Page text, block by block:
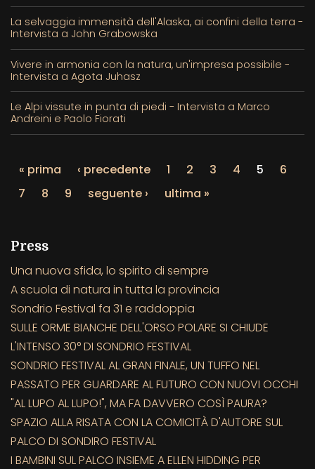
La selvaggia immensità dell'Alaska, ai confini della terra -
Intervista a John Grabowska
Vivere in armonia con la natura, un'impresa possibile -
Intervista a Agota Juhasz
Le Alpi vissute in punta di piedi - Intervista a Marco
Andreini e Paolo Fiorati
« prima ‹ precedente 1 2 3 4 5
6
7
8 9 seguente › ultima »
Press
Una nuova sfida, lo spirito di sempre
A scuola di natura in tutta la provincia
Sondrio Festival fa 31 e raddoppia
SULLE ORME BIANCHE DELL'ORSO POLARE SI CHIUDE
L'INTENSO 30° DI SONDRIO FESTIVAL
SONDRIO FESTIVAL AL GRAN FINALE, UN TUFFO NEL
PASSATO PER GUARDARE AL FUTURO CON NUOVI OCCHI
"AL LUPO AL LUPO!", MA FA DAVVERO COSÌ PAURA?
SPAZIO ALLA RISATA CON LA COMICITÀ D'AUTORE SUL
PALCO DI SONDIRO FESTIVAL
I BAMBINI SUL PALCO INSIEME A ELLEN HIDDING PER